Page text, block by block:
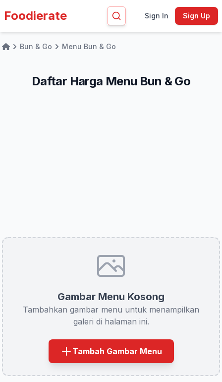
Foodierate Sign In Sign Up
HomeBun & Go Menu Bun & Go
Daftar Harga Menu Bun & Go
Gambar Menu Kosong
Tambahkan gambar menu untuk menampilkan
galeri di halaman ini.
Tambah Gambar Menu